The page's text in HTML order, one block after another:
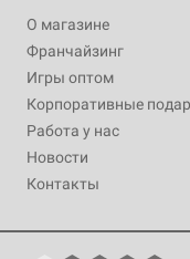
О магазине
Франчайзинг
Игры оптом
Корпоративные
Работа у нас
Новости
Контакты